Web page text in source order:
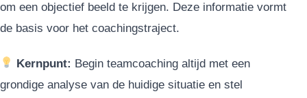
om een objectief beeld te krijgen. Deze informatie vormt
de basis voor het coachingstraject.
Kernpunt: Begin teamcoaching altijd met een
grondige analyse van de huidige situatie en stel